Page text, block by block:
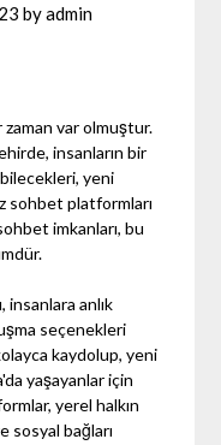
byadmin
zaman var olmuştur.
insanların bir
yeni
sohbet platformları
imkanları, bu
anlık
seçenekleri
kaydolup, yeni
yaşayanlar için
yerel halkın
sosyal bağları